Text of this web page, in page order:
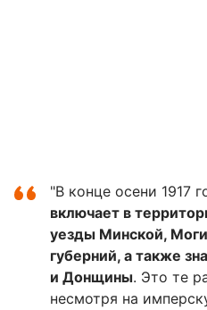
"В конце осени 1917
включает в
уезды Минской,
губерний, а также
и Донщины. Это те
несмотря на